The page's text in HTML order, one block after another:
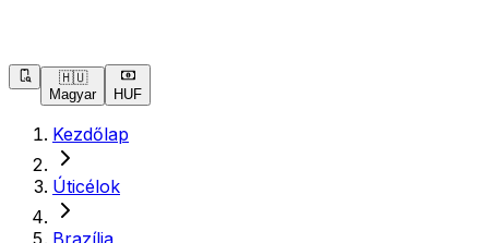
🇭🇺
Magyar
HUF
Kezdőlap
Úticélok
Brazília